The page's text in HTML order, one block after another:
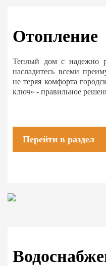
Отопление
Теплый дом с надежно
насладитесь всеми
не теряя комфорта
ключ» - правильное
Перейти в раздел